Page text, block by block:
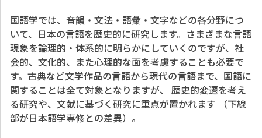
国語学では、音韻・文法・語彙・文字などの各分野につ
いて、日本の言語を歴史的に研究します。さまざまな言語
現象を論理的・体系的に明らかにしていくのですが、社
会的、文化的、また心理的な面を考慮することも必要で
す。古典など文学作品の言語から現代の言語まで、国語に
関することは全て対象となりますが、 歴史的変遷を考え
る研究や、文献に基づく研究に重点が置かれます
（下線
部が日本語学専修との差異）。